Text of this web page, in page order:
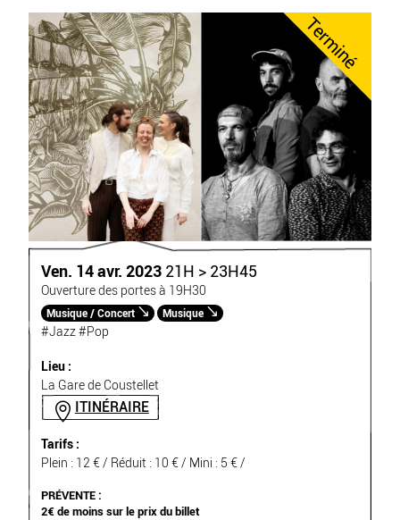
Terminé
Ven. 14 avr. 2023 21H > 23H45
Ouverture des portes à 19H30
Musique / Concert Musique
#Jazz#Pop
Lieu :
La Gare de Coustellet
ITINÉRAIRE
Tarifs :
Plein : 12 € / Réduit : 10 € / Mini : 5 € /
PRÉVENTE :
2€ de moins sur le prix du billet